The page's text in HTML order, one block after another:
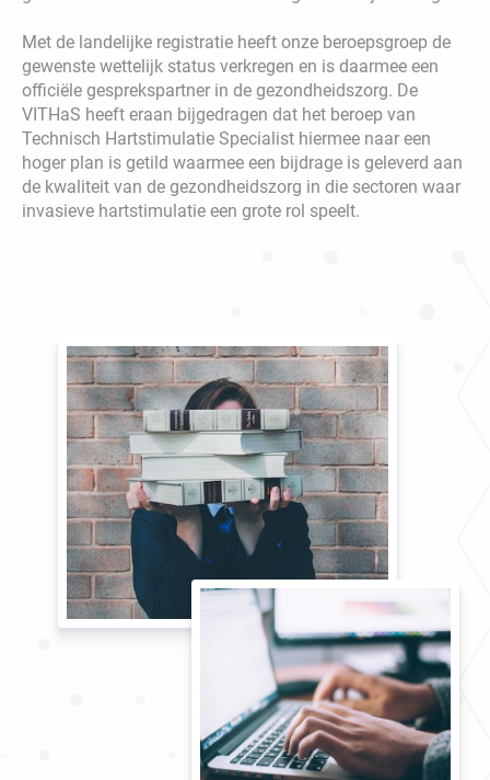
Met de landelijke registratie heeft onze beroepsgroep de
gewenste wettelijk status verkregen en is daarmee een
officiële gesprekspartner in de gezondheidszorg. De
VITHaS heeft eraan bijgedragen dat het beroep van
Technisch Hartstimulatie Specialist hiermee naar een
hoger plan is getild waarmee een bijdrage is geleverd aan
de kwaliteit van de gezondheidszorg in die sectoren waar
invasieve hartstimulatie een grote rol speelt.